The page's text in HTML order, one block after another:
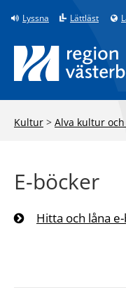
Till innehåll på sidan
Lyssna Lättläst
Kultur > Alva kultur
E-böcker
Hitta och låna